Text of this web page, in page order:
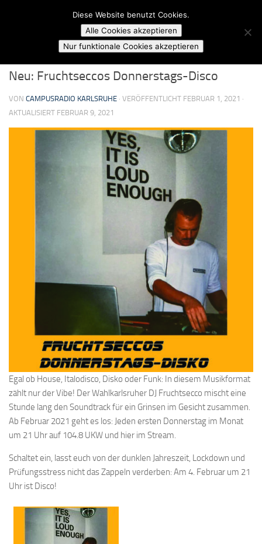
Skip to content
Campusradio Karlsruhe
FRUCHTSECCOS DONNERSTAGS-DISCO
Neu: Fruchtseccos Donnerstags-Disco
VON CAMPUSRADIO KARLSRUHE · VERÖFFENTLICHT FEBRUAR 1, 2021 ·
AKTUALISIERT FEBRUAR 9, 2021
Egal ob House, Italodisco, Disko oder Funk: In diesem Musikformat
zählt nur der Vibe! Der Wahlkarlsruher DJ Fruchtsecco mischt eine
Stunde lang den Soundtrack für ein Grinsen im Gesicht zusammen.
Ab Februar 2021 geht es los: Jeden ersten Donnerstag im Monat
um 21 Uhr auf 104.8 UKW und hier im Stream.
Schaltet ein, lasst euch von der dunklen Jahreszeit, Lockdown und
Prüfungsstress nicht das Zappeln verderben: Am 4. Februar um 21
Uhr ist Disco!
Diese Website benutzt Cookies.
Alle Cookies akzeptieren
Nur funktionale Cookies akzeptieren